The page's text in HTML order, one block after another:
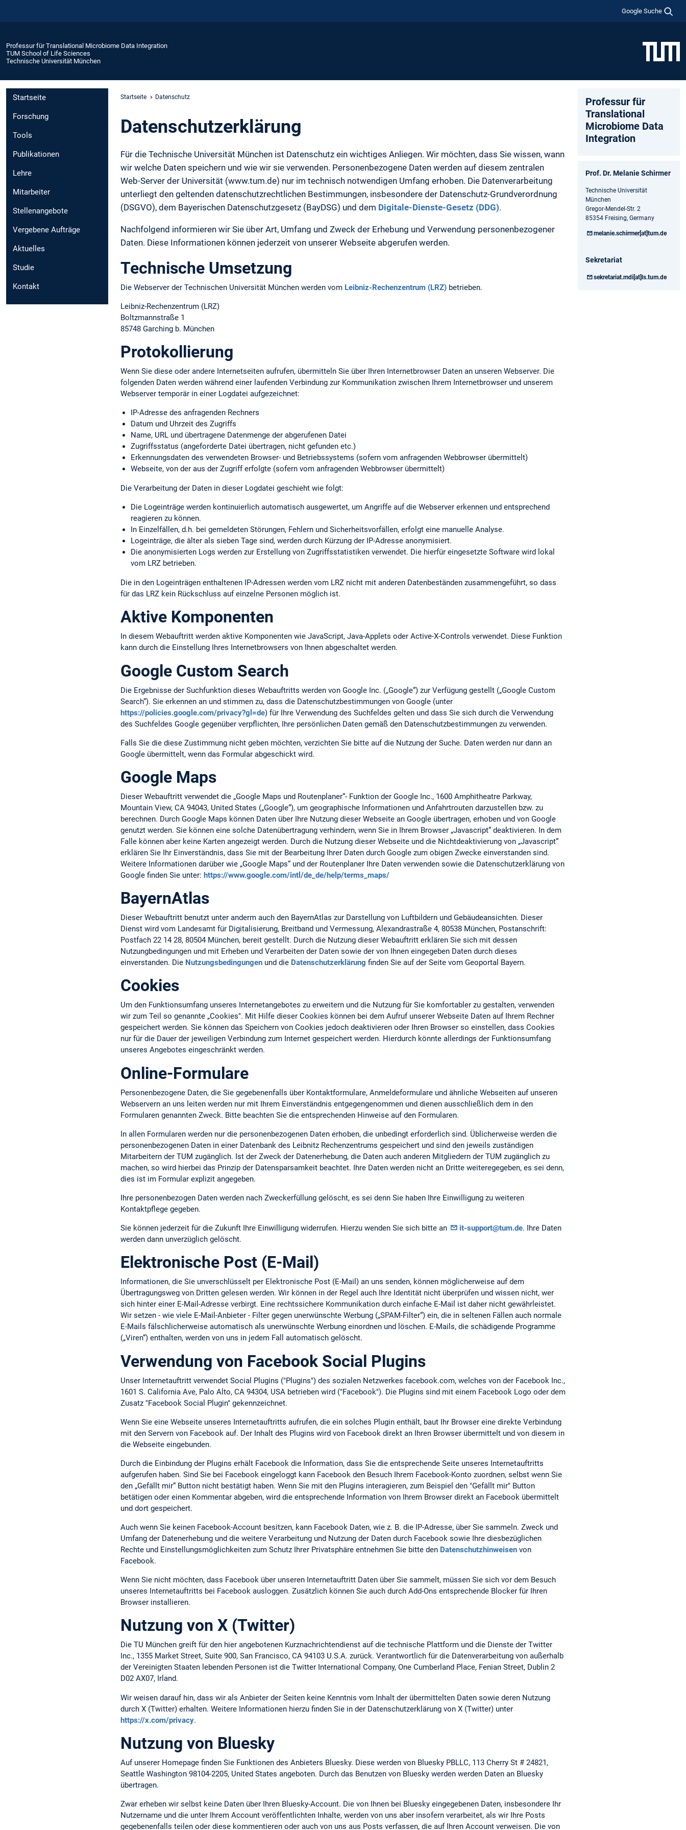
Google Suche
Professur für Translational Microbiome Data Integration
TUM School of Life Sciences
Technische Universität München
Startseite
Forschung
Tools
Publikationen
Lehre
Mitarbeiter
Stellenangebote
Vergebene Aufträge
Aktuelles
Studie
Kontakt
Startseite Datenschutz
Daten­schutz­erklärung
Für die Technische Universität München ist Datenschutz ein wichtiges Anliegen. Wir möchten, dass Sie wissen, wann
wir welche Daten speichern und wie wir sie verwenden. Personenbezogene Daten werden auf diesem zentralen
Web-Server der Universität (www.tum.de) nur im technisch notwendigen Umfang erhoben. Die Datenverarbeitung
unterliegt den geltenden datenschutzrechtlichen Bestimmungen, insbesondere der Datenschutz-Grundverordnung
(DSGVO), dem Bayerischen Datenschutzgesetz (BayDSG) und dem Digitale-Dienste-Gesetz (DDG).
Nachfolgend informieren wir Sie über Art, Umfang und Zweck der Erhebung und Verwendung personenbezogener
Daten. Diese Informationen können jederzeit von unserer Webseite abgerufen werden.
Technische Umsetzung
Die Webserver der Technischen Universität München werden vom Leibniz-Rechenzentrum (LRZ) betrieben.
Leibniz-Rechenzentrum (LRZ)
Boltzmannstraße 1
85748 Garching b. München
Protokollierung
Wenn Sie diese oder andere Internetseiten aufrufen, übermitteln Sie über Ihren Internetbrowser Daten an unseren Webserver. Die
folgenden Daten werden während einer laufenden Verbindung zur Kommunikation zwischen Ihrem Internetbrowser und unserem
Webserver temporär in einer Logdatei aufgezeichnet:
IP-Adresse des anfragenden Rechners
Datum und Uhrzeit des Zugriffs
Name, URL und übertragene Datenmenge der abgerufenen Datei
Zugriffsstatus (angeforderte Datei übertragen, nicht gefunden etc.)
Erkennungs­daten des verwendeten Browser- und Betriebssystems (sofern vom anfragenden Webbrowser übermittelt)
Webseite, von der aus der Zugriff erfolgte (sofern vom anfragenden Webbrowser übermittelt)
Die Verarbeitung der Daten in dieser Logdatei geschieht wie folgt:
Die Logeinträge werden kontinuierlich automatisch ausgewertet, um Angriffe auf die Webserver erkennen und entsprechend
reagieren zu können.
In Einzelfällen, d.h. bei gemeldeten Störungen, Fehlern und Sicherheits­vorfällen, erfolgt eine manuelle Analyse.
Logeinträge, die älter als sieben Tage sind, werden durch Kürzung der IP-Adresse anonymisiert.
Die anonymisierten Logs werden zur Erstellung von Zugriffs­statistiken verwendet. Die hierfür eingesetzte Software wird lokal
vom LRZ betrieben.
Die in den Logeinträgen enthaltenen IP-Adressen werden vom LRZ nicht mit anderen Datenbeständen zusammengeführt, so dass
für das LRZ kein Rückschluss auf einzelne Personen möglich ist.
Aktive Komponenten
In diesem Webauftritt werden aktive Komponenten wie JavaScript, Java-Applets oder Active-X-Controls verwendet. Diese Funktion
kann durch die Einstellung Ihres Internetbrowsers von Ihnen abgeschaltet werden.
Google Custom Search
Die Ergebnisse der Suchfunktion dieses Webauftritts werden von Google Inc. („Google“) zur Verfügung gestellt („Google Custom
Search“). Sie erkennen an und stimmen zu, dass die Datenschutzbestimmungen von Google (unter
https://policies.google.com/privacy?gl=de) für Ihre Verwendung des Suchfeldes gelten und dass Sie sich durch die Verwendung
des Suchfeldes Google gegenüber verpflichten, Ihre persönlichen Daten gemäß den Datenschutzbestimmungen zu verwenden.
Falls Sie die diese Zustimmung nicht geben möchten, verzichten Sie bitte auf die Nutzung der Suche. Daten werden nur dann an
Google übermittelt, wenn das Formular abgeschickt wird.
Google Maps
Dieser Webauftritt verwendet die „Google Maps und Routenplaner“- Funktion der Google Inc., 1600 Amphitheatre Parkway,
Mountain View, CA 94043, United States („Google“), um geographische Informationen und Anfahrtrouten darzustellen bzw. zu
berechnen. Durch Google Maps können Daten über Ihre Nutzung dieser Webseite an Google übertragen, erhoben und von Google
genutzt werden. Sie können eine solche Datenübertragung verhindern, wenn Sie in Ihrem Browser „Javascript“ deaktivieren. In dem
Falle können aber keine Karten angezeigt werden. Durch die Nutzung dieser Webseite und die Nichtdeaktivierung von „Javascript“
erklären Sie Ihr Einverständnis, dass Sie mit der Bearbeitung Ihrer Daten durch Google zum obigen Zwecke einverstanden sind.
Weitere Informationen darüber wie „Google Maps“ und der Routenplaner Ihre Daten verwenden sowie die Datenschutzerklärung von
Google finden Sie unter: https://www.google.com/intl/de_de/help/terms_maps/
BayernAtlas
Dieser Webauftritt benutzt unter anderm auch den BayernAtlas zur Darstellung von Luftbildern und Gebäudeansichten. Dieser
Dienst wird vom Landesamt für Digitalisierung, Breitband und Vermessung, Alexandrastraße 4, 80538 München, Postanschrift:
Postfach 22 14 28, 80504 München, bereit gestellt. Durch die Nutzung dieser Webauftritt erklären Sie sich mit dessen
Nutzungbedingungen und mit Erheben und Verarbeiten der Daten sowie der von Ihnen eingegeben Daten durch dieses
einverstanden. Die Nutzungsbedingungen und die Datenschutzerklärung finden Sie auf der Seite vom Geoportal Bayern.
Cookies
Um den Funktionsumfang unseres Internetangebotes zu erweitern und die Nutzung für Sie komfortabler zu gestalten, verwenden
wir zum Teil so genannte „Cookies". Mit Hilfe dieser Cookies können bei dem Aufruf unserer Webseite Daten auf Ihrem Rechner
gespeichert werden. Sie können das Speichern von Cookies jedoch deaktivieren oder Ihren Browser so einstellen, dass Cookies
nur für die Dauer der jeweiligen Verbindung zum Internet gespeichert werden. Hierdurch könnte allerdings der Funktionsumfang
unseres Angebotes eingeschränkt werden.
Online-Formulare
Personenbezogene Daten, die Sie gegebenenfalls über Kontaktformulare, Anmeldeformulare und ähnliche Webseiten auf unseren
Webservern an uns leiten werden nur mit Ihrem Einverständnis entgegengenommen und dienen ausschließlich dem in den
Formularen genannten Zweck. Bitte beachten Sie die entsprechenden Hinweise auf den Formularen.
In allen Formularen werden nur die personenbezogenen Daten erhoben, die unbedingt erforderlich sind. Üblicherweise werden die
personenbezogenen Daten in einer Datenbank des Leibnitz Rechenzentrums gespeichert und sind den jeweils zuständigen
Mitarbeitern der TUM zugänglich. Ist der Zweck der Datenerhebung, die Daten auch anderen Mitgliedern der TUM zugänglich zu
machen, so wird hierbei das Prinzip der Datensparsamkeit beachtet. Ihre Daten werden nicht an Dritte weiteregegeben, es sei denn,
dies ist im Formular explizit angegeben.
Ihre personenbezogen Daten werden nach Zweckerfüllung gelöscht, es sei denn Sie haben Ihre Einwilligung zu weiteren
Kontaktpflege gegeben.
Sie können jederzeit für die Zukunft Ihre Einwilligung widerrufen. Hierzu wenden Sie sich bitte an it-support@tum.de. Ihre Daten
werden dann unverzüglich gelöscht.
Elektronische Post (E-Mail)
Informationen, die Sie unverschlüsselt per Elektronische Post (E-Mail) an uns senden, können möglicherweise auf dem
Übertragungsweg von Dritten gelesen werden. Wir können in der Regel auch Ihre Identität nicht überprüfen und wissen nicht, wer
sich hinter einer E-Mail-Adresse verbirgt. Eine rechtssichere Kommunikation durch einfache E-Mail ist daher nicht gewährleistet.
Wir setzen - wie viele E-Mail-Anbieter - Filter gegen unerwünschte Werbung („SPAM-Filter“) ein, die in seltenen Fällen auch normale
E-Mails fälschlicherweise automatisch als unerwünschte Werbung einordnen und löschen. E-Mails, die schädigende Programme
(„Viren“) enthalten, werden von uns in jedem Fall automatisch gelöscht.
Verwendung von Facebook Social Plugins
Unser Internetauftritt verwendet Social Plugins ("Plugins") des sozialen Netzwerkes facebook.com, welches von der Facebook Inc.,
1601 S. California Ave, Palo Alto, CA 94304, USA betrieben wird ("Facebook"). Die Plugins sind mit einem Facebook Logo oder dem
Zusatz "Facebook Social Plugin" gekennzeichnet.
Wenn Sie eine Webseite unseres Internetauftritts aufrufen, die ein solches Plugin enthält, baut Ihr Browser eine direkte Verbindung
mit den Servern von Facebook auf. Der Inhalt des Plugins wird von Facebook direkt an Ihren Browser übermittelt und von diesem in
die Webseite eingebunden.
Durch die Einbindung der Plugins erhält Facebook die Information, dass Sie die entsprechende Seite unseres Internetauftritts
aufgerufen haben. Sind Sie bei Facebook eingeloggt kann Facebook den Besuch Ihrem Facebook-Konto zuordnen, selbst wenn Sie
den „Gefällt mir“ Button nicht bestätigt haben. Wenn Sie mit den Plugins interagieren, zum Beispiel den "Gefällt mir" Button
betätigen oder einen Kommentar abgeben, wird die entsprechende Information von Ihrem Browser direkt an Facebook übermittelt
und dort gespeichert.
Auch wenn Sie keinen Facebook-Account besitzen, kann Facebook Daten, wie z. B. die IP-Adresse, über Sie sammeln. Zweck und
Umfang der Datenerhebung und die weitere Verarbeitung und Nutzung der Daten durch Facebook sowie Ihre diesbezüglichen
Rechte und Einstellungsmöglichkeiten zum Schutz Ihrer Privatsphäre entnehmen Sie bitte den Datenschutzhinweisen von
Facebook.
Wenn Sie nicht möchten, dass Facebook über unseren Internetauftritt Daten über Sie sammelt, müssen Sie sich vor dem Besuch
unseres Internetauftritts bei Facebook ausloggen. Zusätzlich können Sie auch durch Add-Ons entsprechende Blocker für Ihren
Browser installieren.
Nutzung von X (Twitter)
Die TU München greift für den hier angebotenen Kurznachrichtendienst auf die technische Plattform und die Dienste der Twitter
Inc., 1355 Market Street, Suite 900, San Francisco, CA 94103 U.S.A. zurück. Verantwortlich für die Datenverarbeitung von außerhalb
der Vereinigten Staaten lebenden Personen ist die Twitter International Company, One Cumberland Place, Fenian Street, Dublin 2
D02 AX07, Irland.
Wir weisen darauf hin, dass wir als Anbieter der Seiten keine Kenntnis vom Inhalt der übermittelten Daten sowie deren Nutzung
durch X (Twitter) erhalten. Weitere Informationen hierzu finden Sie in der Datenschutzerklärung von X (Twitter) unter
https://x.com/privacy.
Nutzung von Bluesky
Auf unserer Homepage finden Sie Funktionen des Anbieters Bluesky. Diese werden von Bluesky PBLLC, 113 Cherry St # 24821,
Seattle Washington 98104-2205, United States angeboten. Durch das Benutzen von Bluesky werden werden Daten an Bluesky
übertragen.
Zwar erheben wir selbst keine Daten über Ihren Bluesky-Account. Die von Ihnen bei Bluesky eingegebenen Daten, insbesondere Ihr
Nutzername und die unter Ihrem Account veröffentlichten Inhalte, werden von uns aber insofern verarbeitet, als wir Ihre Posts
gegebenenfalls teilen oder diese kommentieren oder auch von uns aus Posts verfassen, die auf Ihren Account verweisen. Die von
Professur für
Translational
Microbiome Data
Integration
Prof. Dr. Melanie Schirmer
Technische Universität
München
Gregor-Mendel-Str. 2
85354 Freising, Germany
melanie.schirmer[at]tum.de
Sekretariat
sekretariat.mdi[at]ls.tum.de